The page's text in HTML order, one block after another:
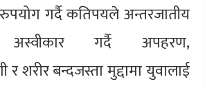
गर्दै कतिपयले अन्तरजातीय
अस्वीकार गर्दै अपहरण,
र शरीर बन्दजस्ता मुद्दामा युवालाई